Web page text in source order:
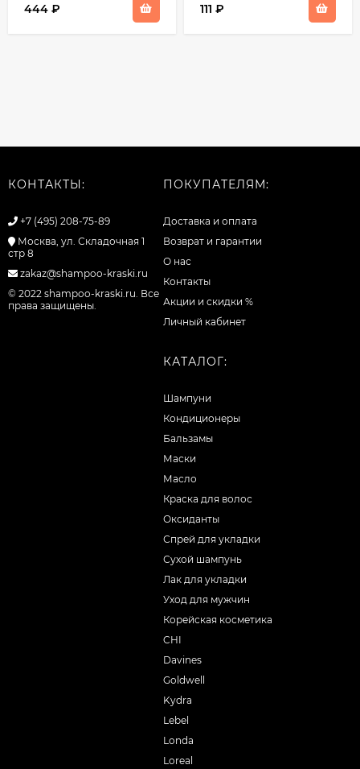
444 ₽ 111 ₽
КОНТАКТЫ:
+7 (495) 208-75-89
Москва, ул. Складочная 1
стр 8
zakaz@shampoo-kraski.ru
© 2022 shampoo-kraski.ru. Все
права защищены.
ПОКУПАТЕЛЯМ:
Доставка и оплата
Возврат и гарантии
О нас
Контакты
Акции и скидки %
Личный кабинет
КАТАЛОГ:
Шампуни
Кондиционеры
Бальзамы
Маски
Масло
Краска для волос
Оксиданты
Спрей для укладки
Сухой шампунь
Лак для укладки
Уход для мужчин
Корейская косметика
CHI
Davines
Goldwell
Kydra
Lebel
Londa
Loreal